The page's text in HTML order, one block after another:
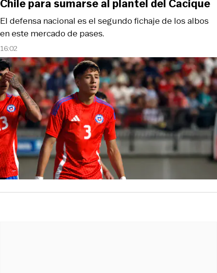
16:02
El defensa nacional es el segundo fichaje de los albos
en este mercado de pases.
Chile para sumarse al plantel del Cacique